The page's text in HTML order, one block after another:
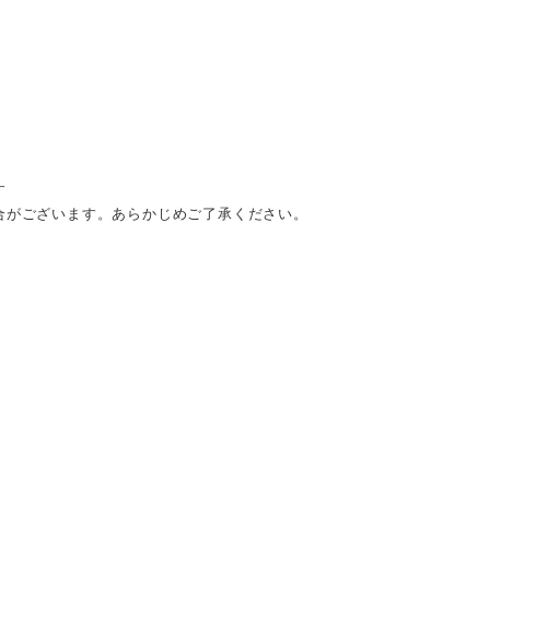
ございます。あらかじめご了承ください。